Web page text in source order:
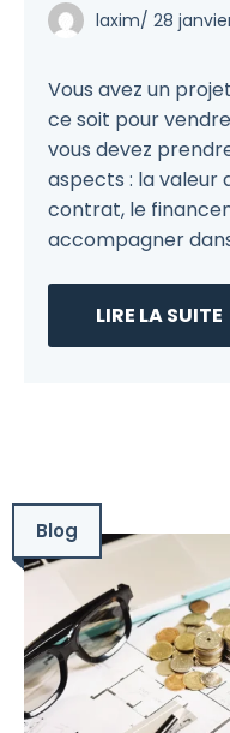
laxim/ 28
Vous avez un
ce soit pour
vous devez
aspects : la valeur
contrat, le
accompagner
LIRE LA SUITE
Blog